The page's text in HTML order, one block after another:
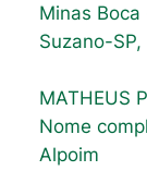
Minas
Suzano-
MATHEUS
Nome
Alpoim